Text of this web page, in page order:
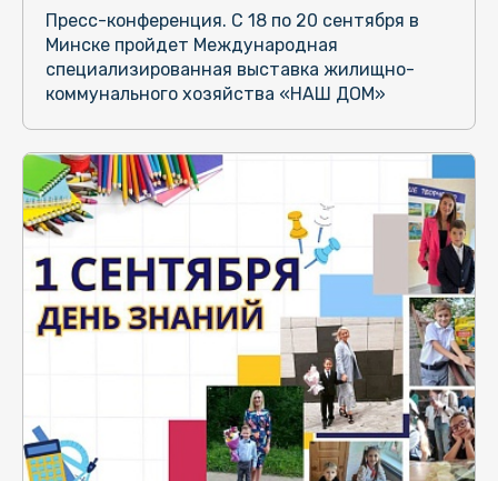
Пресс-конференция. С 18 по 20 сентября в
Минске пройдет Международная
специализированная выставка жилищно-
коммунального хозяйства «НАШ ДОМ»